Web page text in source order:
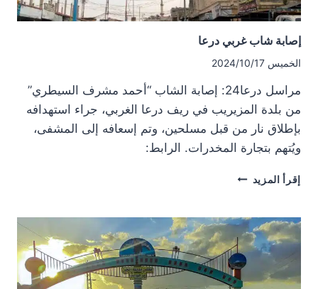
إصابة شاب غربي درعا
الخميس 2024/10/17
مراسل درعا24: إصابة الشاب “أحمد مشرف السيطري”
من بلدة المزيريب في ريف درعا الغربي، جراء استهدافه
بإطلاق نار من قبل مسلحين، وتم إسعافه إلى المشفى،
ويُتهم بتجارة المخدرات. الرابط:
إقرأ المزيد إصابة
درعا